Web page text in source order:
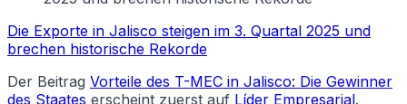
Die Exporte in Jalisco steigen im 3. Quartal 2025 und
brechen historische Rekorde
Der Beitrag Vorteile des T-MEC in Jalisco: Die Gewinner
des Staates erscheint zuerst auf Líder Empresarial.